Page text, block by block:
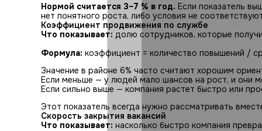
Нормой считается 3–7 % в год. Если показатель
нет понятного роста, либо условия не
Коэффициент продвижения по службе
Что показывает: долю сотрудников, которые
Формула: коэффициент = количество повышений /
Значение в районе 6% часто считают хорошим
Если меньше — у людей мало шансов на рост, и они
Если сильно выше — компания растет быстро или
Этот показатель всегда нужно рассматривать
Скорость закрытия вакансий
Что показывает: насколько быстро компания